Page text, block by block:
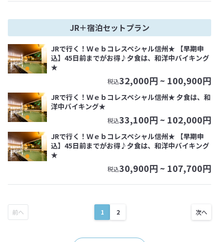
JR＋宿泊セットプラン
JRで行く！Ｗｅｂコレスペシャル信州★ 【早期申
込】45日前までがお得♪夕食は、和洋中バイキング
★
税込32,000円 ~ 100,900円
JRで行く！Ｗｅｂコレスペシャル信州★ 夕食は、和
洋中バイキング★
税込33,100円 ~ 102,000円
JRで行く！Ｗｅｂコレスペシャル信州★ 【早期申
込】45日前までがお得♪夕食は、和洋中バイキング
★
税込30,900円 ~ 107,700円
1 2